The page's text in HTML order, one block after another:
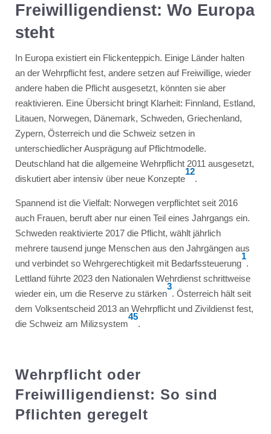
Freiwilligendienst: Wo Europa
steht
In Europa existiert ein Flickenteppich. Einige Länder halten
an der Wehrpflicht fest, andere setzen auf Freiwillige, wieder
andere haben die Pflicht ausgesetzt, könnten sie aber
reaktivieren. Eine Übersicht bringt Klarheit: Finnland, Estland,
Litauen, Norwegen, Dänemark, Schweden, Griechenland,
Zypern, Österreich und die Schweiz setzen in
unterschiedlicher Ausprägung auf Pflichtmodelle.
Deutschland hat die allgemeine Wehrpflicht 2011 ausgesetzt,
diskutiert aber intensiv über neue Konzepte
12
.
Spannend ist die Vielfalt: Norwegen verpflichtet seit 2016
auch Frauen, beruft aber nur einen Teil eines Jahrgangs ein.
Schweden reaktivierte 2017 die Pflicht, wählt jährlich
mehrere tausend junge Menschen aus den Jahrgängen aus
und verbindet so Wehrgerechtigkeit mit Bedarfssteuerung
1
.
Lettland führte 2023 den Nationalen Wehrdienst schrittweise
wieder ein, um die Reserve zu stärken
3
. Österreich hält seit
dem Volksentscheid 2013 an Wehrpflicht und Zivildienst fest,
die Schweiz am Milizsystem
45
.
Wehrpflicht oder
Freiwilligendienst: So sind
Pflichten geregelt